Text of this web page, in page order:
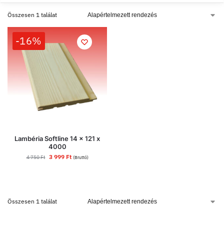
Összesen 1 találat
-16%
Lambéria Softline 14 x 121 x
4000
4 750Ft 3 999 Ft (Bruttó)
Összesen 1 találat